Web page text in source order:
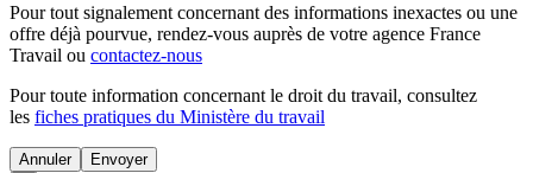
Pour tout signalement concernant des informations inexactes ou une
offre déjà pourvue, rendez-vous auprès de votre agence France
Travail ou contactez-nous
Pour toute information concernant le droit du travail, consultez
les fiches pratiques du Ministère du travail
Annuler